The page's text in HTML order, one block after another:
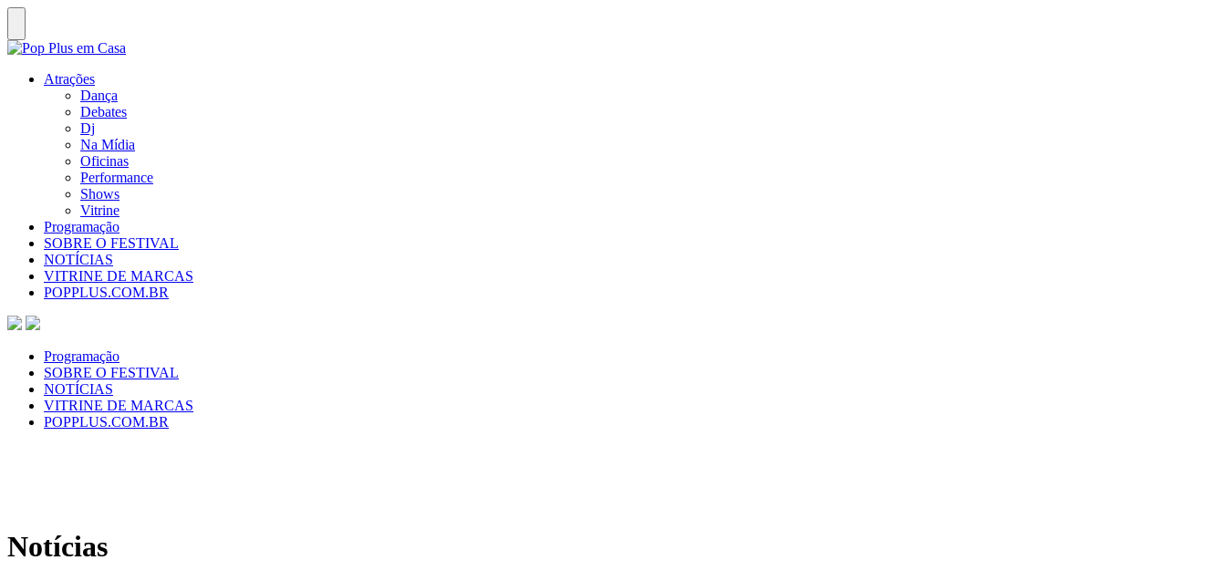
Atrações
Dança
Debates
Dj
Na Mídia
Oficinas
Performance
Shows
Vitrine
Programação
SOBRE O FESTIVAL
NOTÍCIAS
VITRINE DE MARCAS
POPPLUS.COM.BR
Programação
SOBRE O FESTIVAL
NOTÍCIAS
VITRINE DE MARCAS
POPPLUS.COM.BR
Notícias